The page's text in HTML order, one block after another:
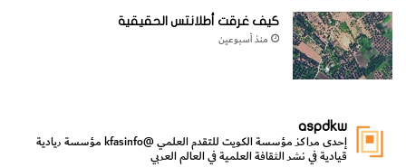
كيف غرقت أطلانتس الحقيقية
منذ أسبوعين
aspdkw
إحدى مراكز مؤسسة الكويت للتقدم العلمي@kfasinfo مؤسسة ريادية
قيادية في نشر الثقافة العلمية في العالم العربي